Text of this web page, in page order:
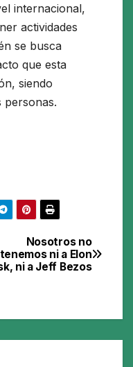
internacional,
actividades
se busca
que esta
siendo
personas.
Nosotros no
tenemos ni a Elon
ni a Jeff Bezos